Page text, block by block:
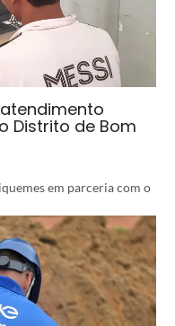
Distrito de Bom
em parceria com o